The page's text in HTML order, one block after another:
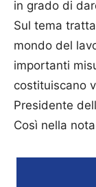
in grado di
Sul tema
mondo del
importanti
costituiscano
Presidente
Così nella